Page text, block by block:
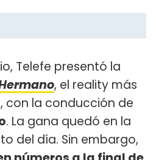
Telefe presentó la
, el reality más
con la conducción de
. La gana quedó en la
del día. Sin embargo,